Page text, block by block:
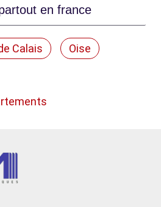
en france
Calais Oise